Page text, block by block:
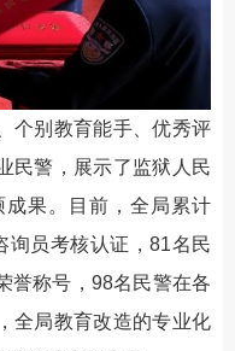
别教育能手、优秀评
民警，展示了监狱人民
果。目前，全局累计
询员考核认证，81名民
誉称号，98名民警在各
全局教育改造的专业化